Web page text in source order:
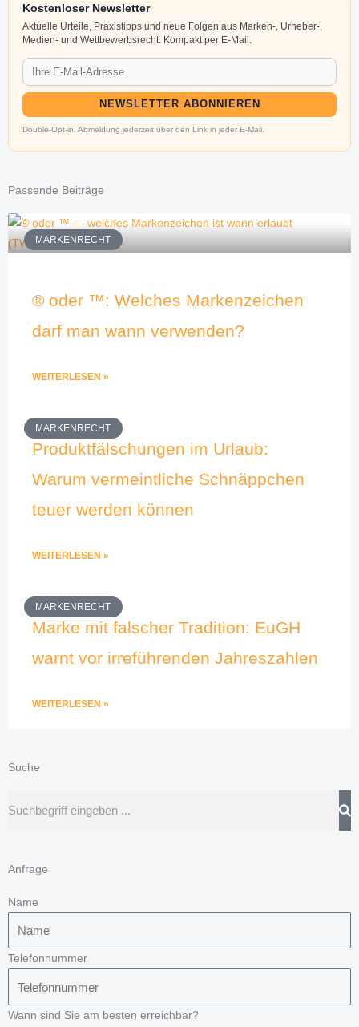
Kostenloser Newsletter
Aktuelle Urteile, Praxistipps und neue Folgen aus Marken-, Urheber-,
Medien- und Wettbewerbsrecht. Kompakt per E-Mail.
NEWSLETTER ABONNIEREN
Double-Opt-in. Abmeldung jederzeit über den Link in jeder E-Mail.
Passende Beiträge
MARKENRECHT
® oder ™: Welches Markenzeichen
darf man wann verwenden?
WEITERLESEN »
MARKENRECHT
Produktfälschungen im Urlaub:
Warum vermeintliche Schnäppchen
teuer werden können
WEITERLESEN »
MARKENRECHT
Marke mit falscher Tradition: EuGH
warnt vor irreführenden Jahreszahlen
WEITERLESEN »
Suche
Anfrage
Name
Telefonnummer
Wann sind Sie am besten erreichbar?